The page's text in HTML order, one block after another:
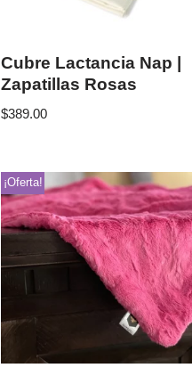
Cubre Lactancia Nap |
Zapatillas Rosas
$389.00
¡Oferta!